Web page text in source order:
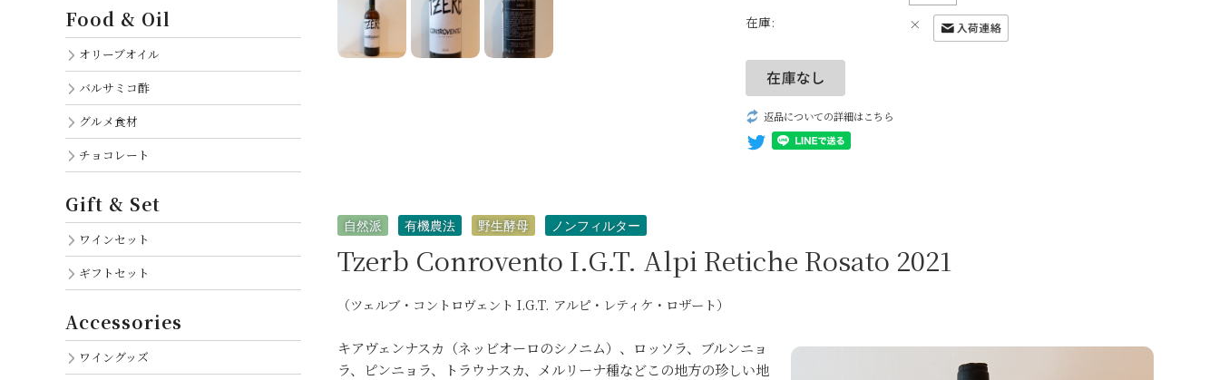
在庫:
×
返品についての詳細はこちら
自然派 有機農法 野生酵母 ノンフィルター
Tzerb Conrovento I.G.T. Alpi Retiche Rosato 2021
（ツェルブ・コントロヴェント I.G.T. アルピ・レティケ・ロザート）
キアヴェンナスカ（ネッビオーロのシノニム）、ロッソラ、ブルンニョ
ラ、ピンニョラ、トラウナスカ、メルリーナ種などこの地方の珍しい地
Food & Oil
オリーブオイル
バルサミコ酢
グルメ食材
チョコレート
Gift & Set
ワインセット
ギフトセット
Accessories
ワイングッズ